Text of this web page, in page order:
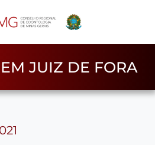
JUIZ DE FORA